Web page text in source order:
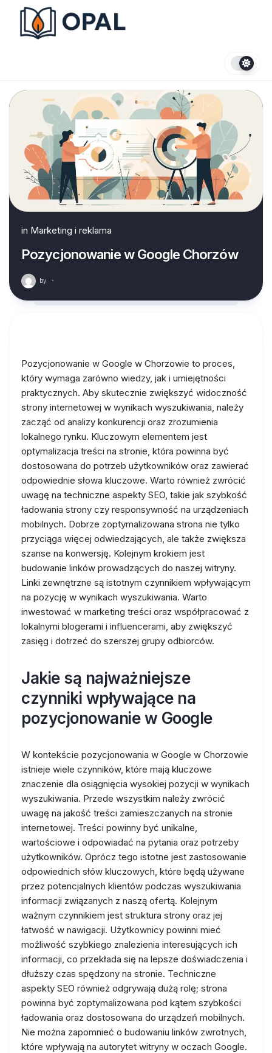
content
in Marketing i reklama
Pozycjonowanie w Google Chorzów
by ·
Pozycjonowanie w Google w Chorzowie to proces,
który wymaga zarówno wiedzy, jak i umiejętności
praktycznych. Aby skutecznie zwiększyć widoczność
strony internetowej w wynikach wyszukiwania, należy
zacząć od analizy konkurencji oraz zrozumienia
lokalnego rynku. Kluczowym elementem jest
optymalizacja treści na stronie, która powinna być
dostosowana do potrzeb użytkowników oraz zawierać
odpowiednie słowa kluczowe. Warto również zwrócić
uwagę na techniczne aspekty SEO, takie jak szybkość
ładowania strony czy responsywność na urządzeniach
mobilnych. Dobrze zoptymalizowana strona nie tylko
przyciąga więcej odwiedzających, ale także zwiększa
szanse na konwersję. Kolejnym krokiem jest
budowanie linków prowadzących do naszej witryny.
Linki zewnętrzne są istotnym czynnikiem wpływającym
na pozycję w wynikach wyszukiwania. Warto
inwestować w marketing treści oraz współpracować z
lokalnymi blogerami i influencerami, aby zwiększyć
zasięg i dotrzeć do szerszej grupy odbiorców.
Jakie są najważniejsze
czynniki wpływające na
pozycjonowanie w Google
W kontekście pozycjonowania w Google w Chorzowie
istnieje wiele czynników, które mają kluczowe
znaczenie dla osiągnięcia wysokiej pozycji w wynikach
wyszukiwania. Przede wszystkim należy zwrócić
uwagę na jakość treści zamieszczanych na stronie
internetowej. Treści powinny być unikalne,
wartościowe i odpowiadać na pytania oraz potrzeby
użytkowników. Oprócz tego istotne jest zastosowanie
odpowiednich słów kluczowych, które będą używane
przez potencjalnych klientów podczas wyszukiwania
informacji związanych z naszą ofertą. Kolejnym
ważnym czynnikiem jest struktura strony oraz jej
łatwość w nawigacji. Użytkownicy powinni mieć
możliwość szybkiego znalezienia interesujących ich
informacji, co przekłada się na lepsze doświadczenia i
dłuższy czas spędzony na stronie. Techniczne
aspekty SEO również odgrywają dużą rolę; strona
powinna być zoptymalizowana pod kątem szybkości
ładowania oraz dostosowana do urządzeń mobilnych.
Nie można zapomnieć o budowaniu linków zwrotnych,
które wpływają na autorytet witryny w oczach Google.